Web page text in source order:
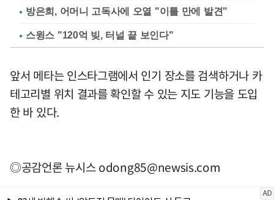
방은희, 어머니 고독사에 오열 "이틀 만에 발견"
스윙스 "120억 빚, 터널 끝 보인다"
앞서 메타는 인스타그램에서 인기 장소를 검색하거나 카
테고리별 위치 결과를 확인할 수 있는 지도 기능을 도입
한 바 있다.
◎공감언론 뉴시스odong85@newsis.com